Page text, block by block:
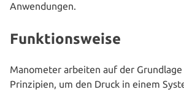
Anwendungen.
Funktionsweise
Manometer arbeiten auf der Grundlage
Prin­zi­pi­en, um den Druck in einem